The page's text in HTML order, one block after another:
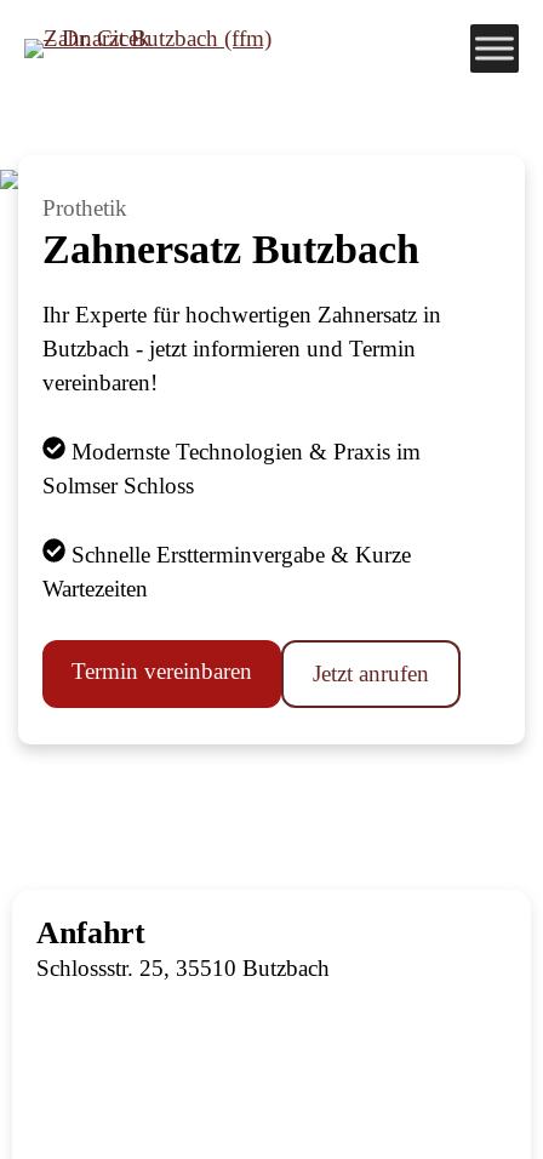
Inhalt
Prothetik
Zahn­ersatz Butzbach
Ihr Experte für hochwertigen Zahnersatz in
Butzbach - jetzt informieren und Termin
vereinbaren!
Modernste Technologien & Praxis im
Solmser Schloss
Schnelle Erstterminvergabe & Kurze
Wartezeiten
Termin vereinbaren Jetzt anrufen
Anfahrt
Schlossstr. 25, 35510 Butzbach